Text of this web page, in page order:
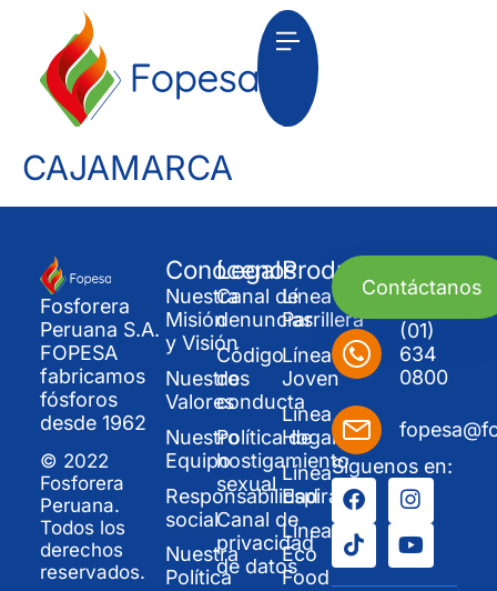
CAJAMARCA
Fosforera
Peruana S.A.
FOPESA
fabricamos
fósforos
desde 1962
© 2022
Fosforera
Peruana.
Todos los
derechos
reservados.
Conócenos
Nuestra
Misión
y Visión
Nuestros
Valores
Nuestro
Equipo
Responsabilidad
social
Nuestra
Política
Legal
Canal de
denuncias
Código
de
conducta
Política de
hostigamiento
sexual
Canal de
privacidad
de datos
Productos
Línea
Parrillera
Línea
Joven
Línea
Hogar
Línea
Espirales
Línea
Eco
Food
Contáctanos
(01)
634
0800
Síguenos en: